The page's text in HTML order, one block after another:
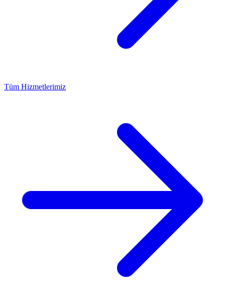
Tüm Hizmetlerimiz